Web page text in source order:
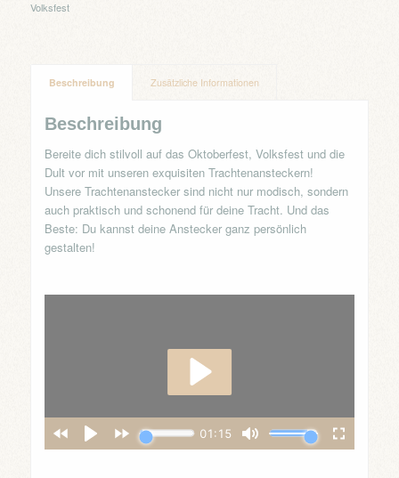
Volksfest
Beschreibung Zusätzliche Informationen
Beschreibung
Bereite dich stilvoll auf das Oktoberfest, Volksfest und die
Dult vor mit unseren exquisiten Trachtenansteckern!
Unsere Trachtenanstecker sind nicht nur modisch, sondern
auch praktisch und schonend für deine Tracht. Und das
Beste: Du kannst deine Anstecker ganz persönlich
gestalten!